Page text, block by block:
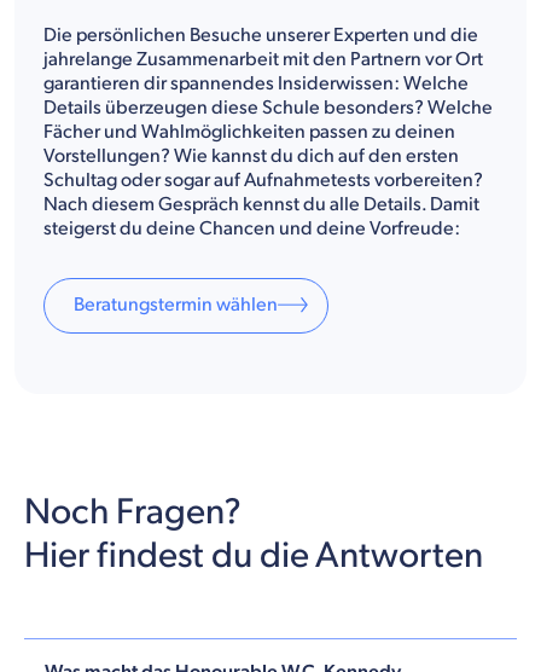
Die persönlichen Besuche unserer Experten und die
jahrelange Zusammenarbeit mit den Partnern vor Ort
garantieren dir spannendes Insiderwissen: Welche
Details überzeugen diese Schule besonders? Welche
Fächer und Wahlmöglichkeiten passen zu deinen
Vorstellungen? Wie kannst du dich auf den ersten
Schultag oder sogar auf Aufnahmetests vorbereiten?
Nach diesem Gespräch kennst du alle Details. Damit
steigerst du deine Chancen und deine Vorfreude:
Beratungstermin wählen
Noch Fragen?
Hier findest du die Antworten